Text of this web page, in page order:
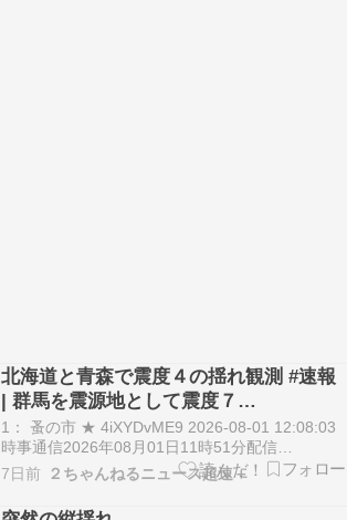
北海道と青森で震度４の揺れ観測 #速報
| 群馬を震源地として震度７…
1： 蚤の市 ★ 4iXYDvME9 2026-08-01 12:08:03
時事通信2026年08月01日11時51分配信
https://www.jiji.com/jc/article?
k=2026080100250&g=flash 気象庁によると、北
海道と青森で震度４の揺れ…
7日前 ２ちゃんねるニュース超速＋